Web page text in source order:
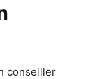
conseiller